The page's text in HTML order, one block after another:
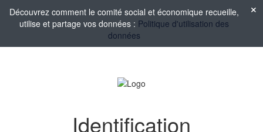
Découvrez comment le comité social et économique recueille,
utilise et partage vos données : Politique d'utilisation des
données
Identification